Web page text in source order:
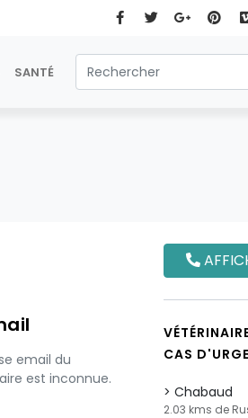
SANTÉ
email du
est inconnue.
CAS
Chabaud
2.03 kms de